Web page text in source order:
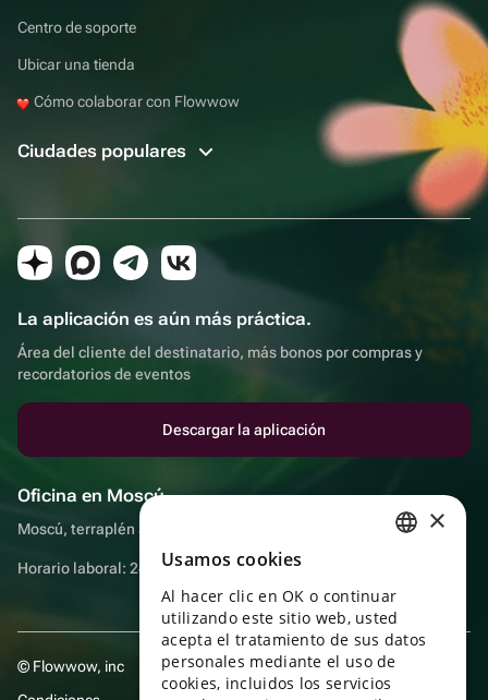
Centro de soporte
Ubicar una tienda
Cómo colaborar con Flowwow
Ciudades populares
La aplicación es aún más práctica.
Área del cliente del destinatario, más bonos por compras y
recordatorios de eventos
Descargar la aplicación
Oficina en Moscú
Moscú, terraplén Sadovnicheskaya, 9, sala 2/3
Horario laboral: 24 horas
© Flowwow, inc
ENGLISH
UKRAINIAN
PORTUGUESE
×
Usamos cookies
Al hacer clic en OK o continuar
utilizando este sitio web, usted
acepta el tratamiento de sus datos
personales mediante el uso de
cookies, incluidos los servicios